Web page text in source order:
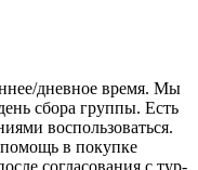
дневное время. Мы
сбора группы. Есть
воспользоваться.
в покупке